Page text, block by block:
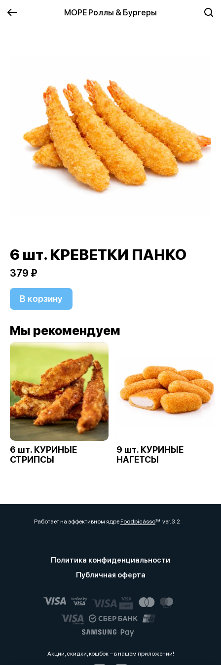
МОРЕ Роллы & Бургеры
6 шт. КРЕВЕТКИ ПАНКО
379 ₽
В корзину
Мы рекомендуем
6 шт. КУРИНЫЕ
СТРИПСЫ
9 шт. КУРИНЫЕ
НАГЕТСЫ
Работает на эффективном ядреFoodpicássover. 3.2
Политика конфиденциальности
Публичная оферта
Акции, скидки, кэшбэк − в нашем приложении!